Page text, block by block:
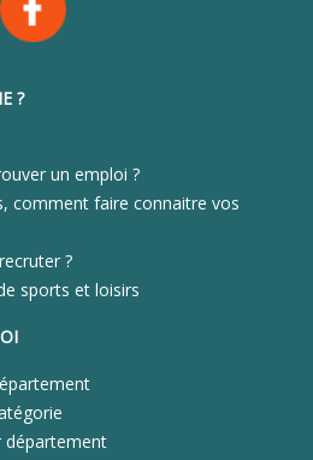
?
un emploi ?
comment faire connaitre vos
?
sports et loisirs
département